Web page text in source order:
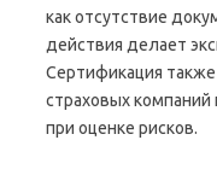
как отсутствие
действия делает
Сертификация
страховых компаний
при оценке рисков.